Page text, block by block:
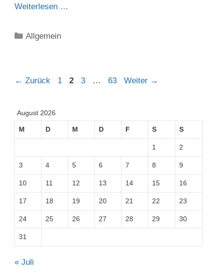
Weiterlesen …
Kategorien
Allgemein
← Zurück Seite
1 Seite
2 Seite
3 … Seite
63 Weiter →
August 2026
M D M D F S S
1 2
3 4 5 6 7 8 9
10 11 12 13 14 15 16
17 18 19 20 21 22 23
24 25 26 27 28 29 30
31
« Juli